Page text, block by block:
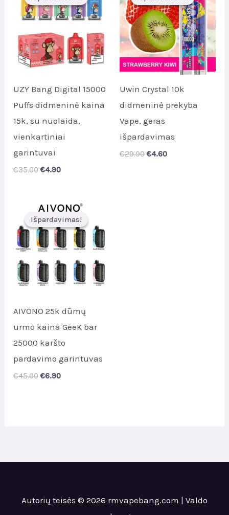
UZY Bang Digital 15000
Puffs didmeninė kaina
15k, su nuolaida,
vienkartiniai
garintuvai
€35.00 Original
€4.90Current
Uwin Crystal 10k
didmeninė prekyba
Vape, geras
išpardavimas
€29.90 Original
€4.60Current
Išpardavimas!
Išpardavimas!
AIVONO 25k dūmų
urmo kaina GeeK bar
25000 karšto
pardavimo garintuvas
€45.00 Original
€6.90Current
Autorių teisės © 2026 rmvapebang.com | Valdo